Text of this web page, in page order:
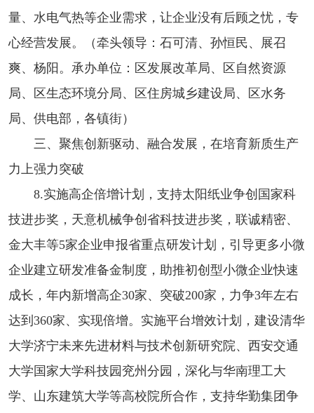
量、水电气热等企业需求，让企业没有后顾之忧，专
心经营发展。（牵头领导：石可清、孙恒民、展召
爽、杨阳。承办单位：区发展改革局、区自然资源
局、区生态环境分局、区住房城乡建设局、区水务
局、供电部，各镇街）
三、聚焦创新驱动、融合发展，在培育新质生产
力上强力突破
8.实施高企倍增计划，支持太阳纸业争创国家科
技进步奖，天意机械争创省科技进步奖，联诚精密、
金大丰等5家企业申报省重点研发计划，引导更多小微
企业建立研发准备金制度，助推初创型小微企业快速
成长，年内新增高企30家、突破200家，力争3年左右
达到360家、实现倍增。实施平台增效计划，建设清华
大学济宁未来先进材料与技术创新研究院、西安交通
大学国家大学科技园兖州分园，深化与华南理工大
学、山东建筑大学等高校院所合作，支持华勤集团争